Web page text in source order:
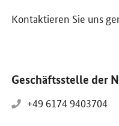
Kontaktieren Sie uns
Geschäftsstelle der
+49 6174 9403704